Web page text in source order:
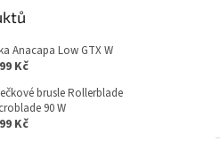
Anacapa Low GTX W
Kč
brusle Rollerblade
90 W
Kč